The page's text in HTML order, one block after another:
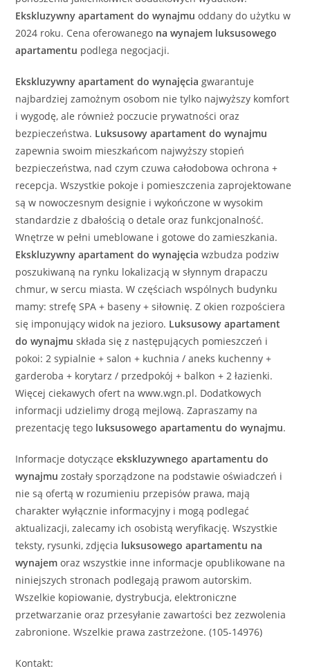
Ekskluzywny apartament do wynajmu oddany do użytku w
2024 roku. Cena oferowanego na wynajem luksusowego
apartamentu podlega negocjacji.
Ekskluzywny apartament do wynajęcia gwarantuje
najbardziej zamożnym osobom nie tylko najwyższy komfort
i wygodę, ale również poczucie prywatności oraz
bezpieczeństwa. Luksusowy apartament do wynajmu
zapewnia swoim mieszkańcom najwyższy stopień
bezpieczeństwa, nad czym czuwa całodobowa ochrona +
recepcja. Wszystkie pokoje i pomieszczenia zaprojektowane
są w nowoczesnym designie i wykończone w wysokim
standardzie z dbałością o detale oraz funkcjonalność.
Wnętrze w pełni umeblowane i gotowe do zamieszkania.
Ekskluzywny apartament do wynajęcia wzbudza podziw
poszukiwaną na rynku lokalizacją w słynnym drapaczu
chmur, w sercu miasta. W częściach wspólnych budynku
mamy: strefę SPA + baseny + siłownię. Z okien rozpościera
się imponujący widok na jezioro. Luksusowy apartament
do wynajmu składa się z następujących pomieszczeń i
pokoi: 2 sypialnie + salon + kuchnia / aneks kuchenny +
garderoba + korytarz / przedpokój + balkon + 2 łazienki.
Więcej ciekawych ofert na www.wgn.pl. Dodatkowych
informacji udzielimy drogą mejlową. Zapraszamy na
prezentację tego luksusowego apartamentu do wynajmu.
Informacje dotycząceekskluzywnego apartamentu do
wynajmu zostały sporządzone na podstawie oświadczeń i
nie są ofertą w rozumieniu przepisów prawa, mają
charakter wyłącznie informacyjny i mogą podlegać
aktualizacji, zalecamy ich osobistą weryfikację. Wszystkie
teksty, rysunki, zdjęcia luksusowego apartamentu na
wynajem oraz wszystkie inne informacje opublikowane na
niniejszych stronach podlegają prawom autorskim.
Wszelkie kopiowanie, dystrybucja, elektroniczne
przetwarzanie oraz przesyłanie zawartości bez zezwolenia
zabronione. Wszelkie prawa zastrzeżone. (105-14976)
Kontakt: